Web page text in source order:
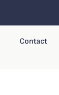
Contact